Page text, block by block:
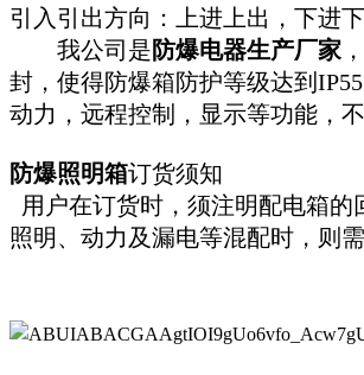
引入引出方向：上进上出，下进
我公司是防爆电器生产厂家
封，使得防爆箱防护等级达到
动力，远程控制，显示等功能，
防爆照明箱订货须知
用户在订货时，须注明配电箱
照明、动力及漏电等混配时，则